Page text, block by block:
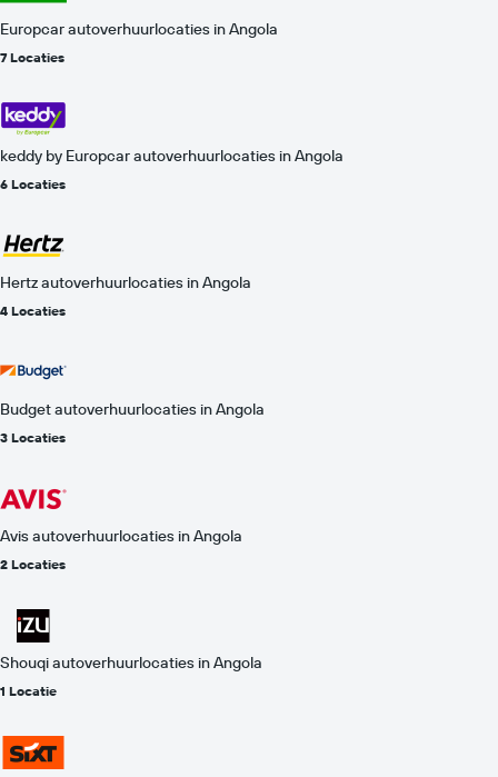
Europcar autoverhuurlocaties in Angola
7 Locaties
keddy by Europcar autoverhuurlocaties in Angola
6 Locaties
Hertz autoverhuurlocaties in Angola
4 Locaties
Budget autoverhuurlocaties in Angola
3 Locaties
Avis autoverhuurlocaties in Angola
2 Locaties
Shouqi autoverhuurlocaties in Angola
1 Locatie